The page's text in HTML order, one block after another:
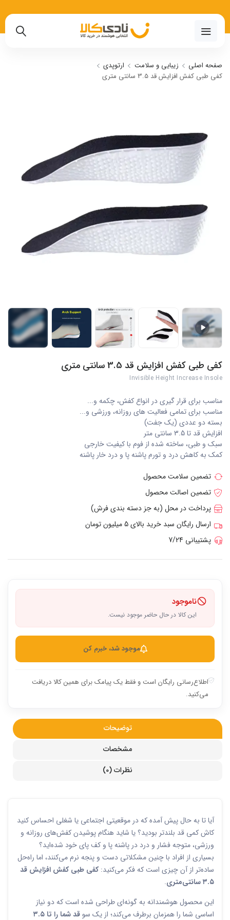
صفحه اصلی زیبایی و سلامت
ارتوپدی
کفی طبی کفش افزایش قد 3.5 سانتی متری
کفی طبی کفش افزایش قد 3.5 سانتی متری
Invisible Height Increase Insole
مناسب برای قرار گیری در انواع کفش، چکمه و...
مناسب برای تمامی فعالیت های روزانه، ورزشی و...
بسته دو عددی (یک جفت)
افزایش قد تا 3.5 سانتی متر
سبک و طبی، ساخته شده از فوم با کیفیت خارجی
کمک به کاهش درد و تورم پاشنه پا و درد خار پاشنه
تضمین سلامت محصول
تضمین اصالت محصول
پرداخت در محل (به جز دسته بندی فرش)
ارسال رایگان سبد خرید بالای 5 میلیون تومان
پشتیبانی 7/24
ناموجود
این کالا در حال حاضر موجود نیست.
موجود شد، خبرم کن
اطلاع‌رسانی رایگان است و فقط یک پیامک برای همین کالا دریافت
می‌کنید.
توضیحات
مشخصات
نظرات (0)
آیا تا به حال پیش آمده که در موقعیتی اجتماعی یا شغلی احساس کنید
کاش کمی قد بلندتر بودید؟ یا شاید هنگام پوشیدن کفش‌های روزانه و
ورزشی، متوجه فشار و درد در پاشنه پا و کف پای خود شده‌اید؟
بسیاری از افراد با چنین مشکلاتی دست و پنجه نرم می‌کنند، اما راه‌حل
ساده‌تر از آن چیزی است که فکر می‌کنید:کفی طبی کفش افزایش قد
۳.۵ سانتی‌متری
.
این محصول هوشمندانه به گونه‌ای طراحی شده است که دو نیاز
اساسی شما را همزمان برطرف می‌کند؛ از یک سو
قد شما را تا ۳.۵